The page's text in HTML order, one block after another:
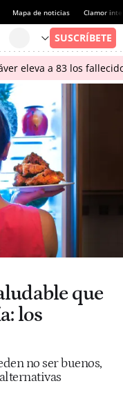
Mapa de noticias Clamor
eleva a 83 los
que
los
no ser buenos,